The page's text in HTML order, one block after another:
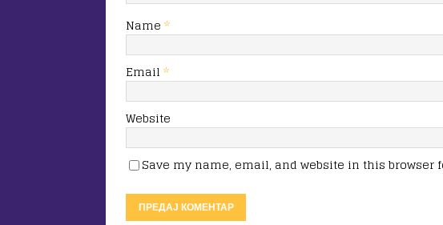
Name *
Email *
Website
Save my name, email, and website in this